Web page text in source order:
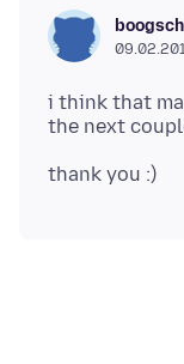
i think that